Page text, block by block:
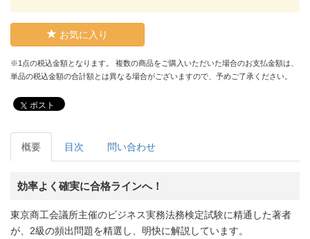
お気に入り
※1点の税込金額となります。 複数の商品をご購入いただいた場合のお支払金額は、
単品の税込金額の合計額とは異なる場合がございますので、予めご了承ください。
ポスト
概要 目次 問い合わせ
効率よく確実に合格ラインへ！
東京商工会議所主催のビジネス実務法務検定試験に精通した著者
が、2級の頻出問題を精選し、明快に解説しています。